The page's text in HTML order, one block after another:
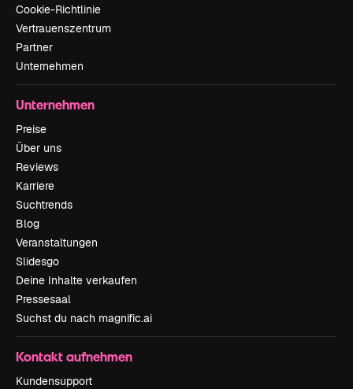
Cookie-Richtlinie
Vertrauenszentrum
Partner
Unternehmen
Unternehmen
Preise
Über uns
Reviews
Karriere
Suchtrends
Blog
Veranstaltungen
Slidesgo
Deine Inhalte verkaufen
Pressesaal
Suchst du nach magnific.ai
Kontakt aufnehmen
Kundensupport